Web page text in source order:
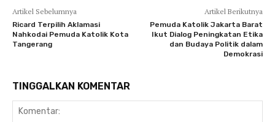
Artikel Sebelumnya
Ricard Terpilih Aklamasi
Nahkodai Pemuda Katolik Kota
Tangerang
Artikel Berikutnya
Pemuda Katolik Jakarta Barat
Ikut Dialog Peningkatan Etika
dan Budaya Politik dalam
Demokrasi
TINGGALKAN KOMENTAR